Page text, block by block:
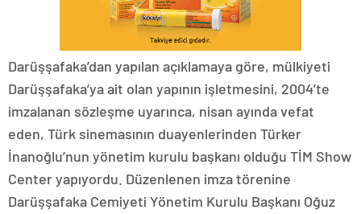
Darüşşafaka’dan yapılan açıklamaya göre, mülkiyeti
Darüşşafaka’ya ait olan yapının işletmesini, 2004’te
imzalanan sözleşme uyarınca, nisan ayında vefat
eden, Türk sinemasının duayenlerinden Türker
İnanoğlu’nun yönetim kurulu başkanı olduğu TİM Show
Center yapıyordu. Düzenlenen imza törenine
Darüşşafaka Cemiyeti Yönetim Kurulu Başkanı Oğuz